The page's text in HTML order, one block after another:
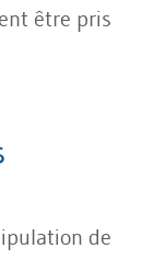
être pris
de